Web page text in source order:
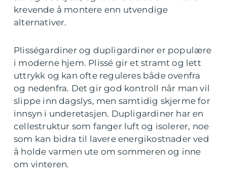
krevende å montere enn utvendige
alternativer.
Plisségardiner og dupligardiner er populære
i moderne hjem. Plissé gir et stramt og lett
uttrykk og kan ofte reguleres både ovenfra
og nedenfra. Det gir god kontroll når man vil
slippe inn dagslys, men samtidig skjerme for
innsyn i underetasjen. Dupligardiner har en
cellestruktur som fanger luft og isolerer, noe
som kan bidra til lavere energikostnader ved
å holde varmen ute om sommeren og inne
om vinteren.